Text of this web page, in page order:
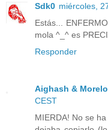
Sdk0 miércoles,
Estás...
mola ^_^ es
Responder
Aighash &
CEST
MIERDA! No se